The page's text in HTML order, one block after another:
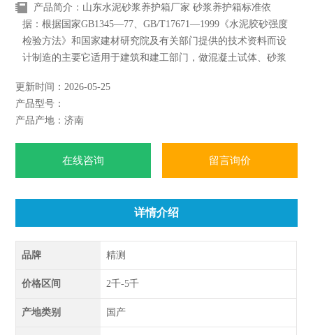
产品简介：山东水泥砂浆养护箱厂家 砂浆养护箱标准依
据：根据国家GB1345—77、GB/T17671—1999《水泥胶砂强度
检验方法》和国家建材研究院及有关部门提供的技术资料而设
计制造的主要它适用于建筑和建工部门，做混凝土试体、砂浆
去湿基础上进一步改进增设了去湿机，单片机控制，在总体造
型内部结合方面，进行了一系列改进，箱门封闭。
更新时间：2026-05-25
产品型号：
产品产地：济南
在线咨询 留言询价
详情介绍
品牌 精测
价格区间 2千-5千
产地类别 国产